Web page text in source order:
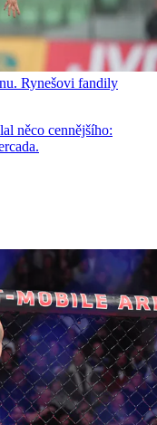
Rynešovi fandily
něco cennějšího: